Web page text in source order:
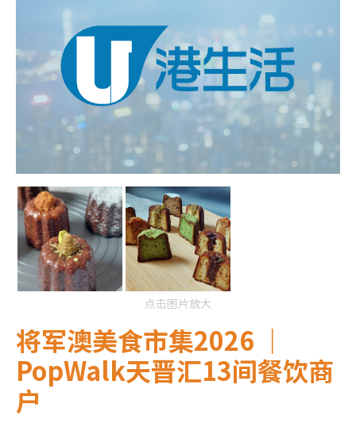
点击图片放大
将军澳美食市集2026 ｜
PopWalk天晋汇13间餐饮商
户
同场亦设PopWalk天晋汇13间餐饮商户联乘进驻，包括
玛威海南鸡、小方糖甜品、将军府、木兆小品、Dreams